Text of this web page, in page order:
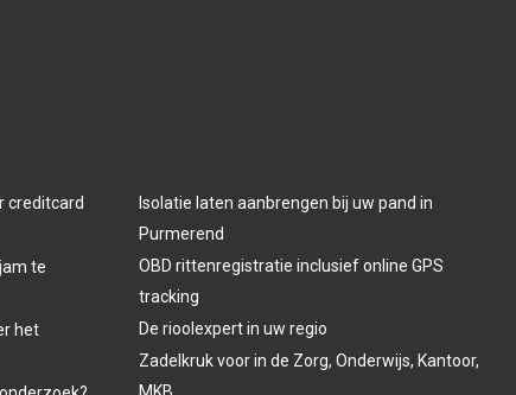
creditcard
te
het
Isolatie laten aanbrengen bij uw pand in
Purmerend
OBD rittenregistratie inclusief online GPS
tracking
De rioolexpert in uw regio
Zadelkruk voor in de Zorg, Onderwijs, Kantoor,